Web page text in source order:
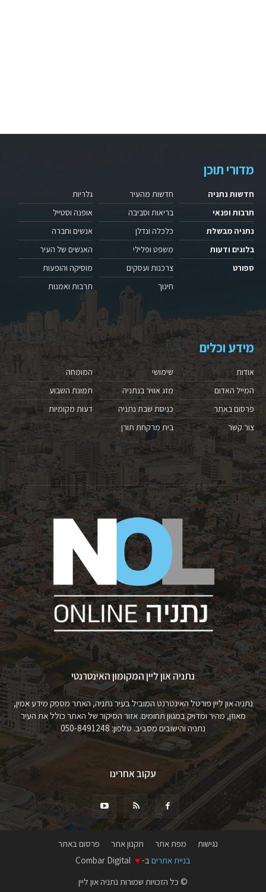
מדורי תוכן
חדשות נתניה
תרבות ופנאי
נתניה מבשלת
בלוגים ודעות
ספורט
חדשות מהעיר
בריאות וסביבה
כלכלה ונדלן
משפט ופלילי
צרכנות ועסקים
חינוך
גלריות
אופנה וסטייל
אנשים וחברה
האנשים של העיר
מוסיקה והופעות
תרבות ואמנות
מידע וכלים
אודות
המייל האדום
פרסום באתר
צור קשר
שימושי
מזג אוויר בנתניה
כניסת שבת נתניה
בית מרקחת תורן
המומחה
תמונת השבוע
דעות מקומיות
נתניה און ליין המקומון האינטרנטי
נתניה און ליין פורטל האינטרנט המוביל בעיר נתניה, האתר מספק מידע אמין,
מאוזן, מהיר ומדויק במגוון תחומים. אזור הסיקור של האתר כולל את העיר
נתניה והישובים מסביב. טלפון: 050-8491248
עקוב אחרינו
נגישות מפת אתר תקנון אתר
פרסום באתר
בניית אתרים ב- ♥
© כל הזכויות שמורות נתניה און ליין